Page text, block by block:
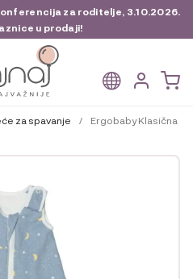
za roditelje, 3.10.2026.
u prodaji!
za spavanje /
Ergobaby Klasična